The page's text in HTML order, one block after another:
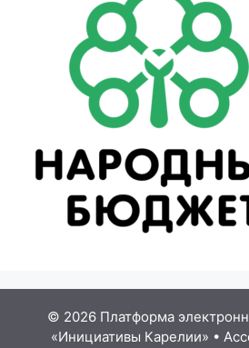
© 2026 Платформа
«Инициативы Карелии» •